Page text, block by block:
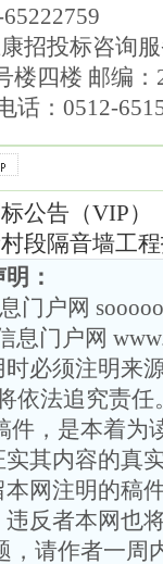
招投标咨询
楼四楼 邮编：
话：0512-
公告（VIP）
段隔音墙工
：
户网
门户网
必须注明来
依法追究责任
，是本着为
其内容的真
网注明的稿
反者本网也
请作者一周